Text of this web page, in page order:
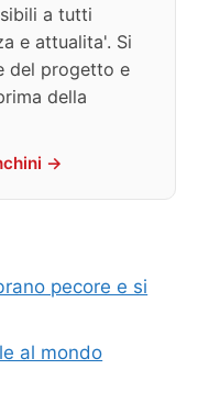
a tutti
e attualita'. Si
del progetto e
della
→
pecore e si
al mondo